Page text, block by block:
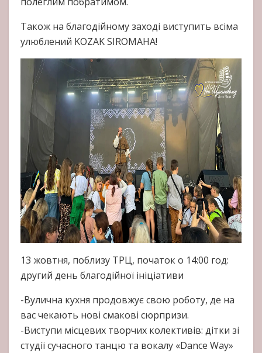
Також на благодійному заході виступить всіма
улюблений KOZAK SIROMAHA!
13 жовтня, поблизу ТРЦ, початок о 14:00 год:
другий день благодійної ініціативи
-Вулична кухня продовжує свою роботу, де на
вас чекають нові смакові сюрпризи.
-Виступи місцевих творчих колективів: дітки зі
студії сучасного танцю та вокалу «Dance Way»